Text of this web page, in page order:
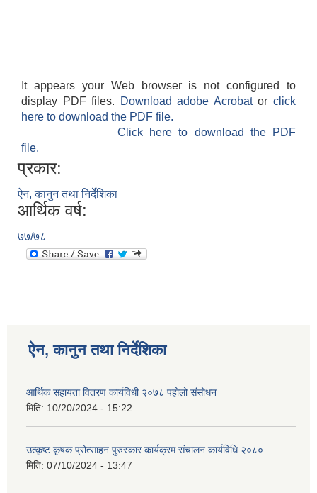
It appears your Web browser is not configured to
display PDF files.
Download adobe Acrobatorclick
here to download the PDF file.
Click here to download the PDF
file.
प्रकार:
ऐन, कानुन तथा निर्देशिका
आर्थिक वर्ष:
७७/७८
ऐन, कानुन तथा निर्देशिका
आर्थिक सहायता वितरण कार्यविधी २०७८ पहोलो संसोधन
मिति: 10/20/2024 - 15:22
उत्कृष्ट कृषक प्रोत्साहन पुरुस्कार कार्यक्रम संचालन कार्यविधि २०८०
मिति: 07/10/2024 - 13:47